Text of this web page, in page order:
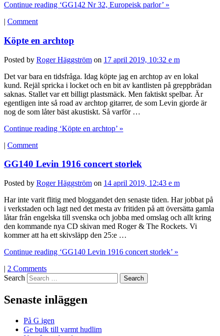
Continue reading ‘GG142 Nr 32, Europeisk parlor’ »
| Comment
Köpte en archtop
Posted by Roger Häggström on 17 april 2019, 10:32 e m
Det var bara en tidsfråga. Idag köpte jag en archtop av en lokal
kund. Rejäl spricka i locket och en bit av kantlisten på greppbrädan
saknas. Stallet var ett billigt plastsmäck. Men faktiskt spelbar. Är
egentligen inte så road av archtop gitarrer, de som Levin gjorde är
nog de som låter bäst akustiskt. Så varför …
Continue reading ‘Köpte en archtop’ »
| Comment
GG140 Levin 1916 concert storlek
Posted by Roger Häggström on 14 april 2019, 12:43 e m
Har inte varit flitig med bloggandet den senaste tiden. Har jobbat på
i verkstaden och lagt ned det mesta av fritiden på att översätta gamla
låtar från engelska till svenska och jobba med omslag och allt kring
den kommande nya CD skivan med Roger & The Rockets. Vi
kommer att ha ett skivsläpp den 25:e …
Continue reading ‘GG140 Levin 1916 concert storlek’ »
| 2 Comments
Search
Senaste inläggen
På G igen
Ge bulk till varmt hudlim